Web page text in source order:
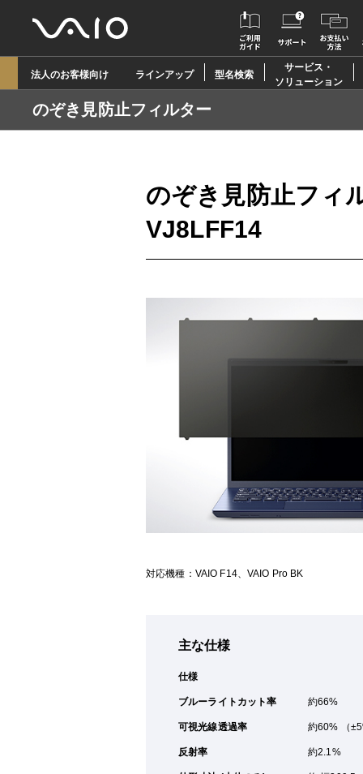
法人のお客様向け ラインアップ 型名検索
サービス・
ソリューション
のぞき見防止フィルター
のぞき見防止フィ
VJ8LFF14
対応機種：VAIO F14、VAIO Pro BK
主な仕様
仕様
ブルーライトカット率 約66%
可視光線透過率 約60% （
反射率 約2.1%